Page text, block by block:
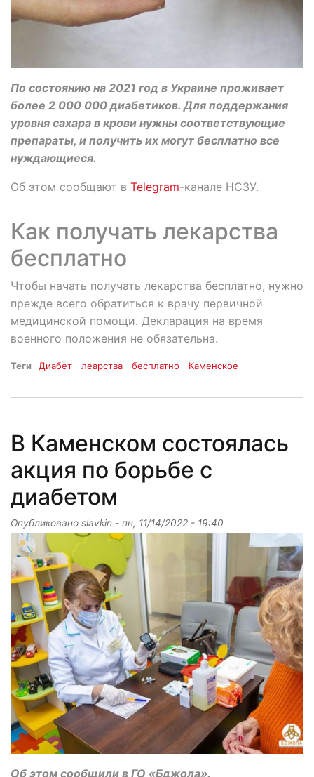
По состоянию на 2021 год в Украине проживает
более 2 000 000 диабетиков. Для поддержания
уровня сахара в крови нужны соответствующие
препараты, и получить их могут бесплатно все
нуждающиеся.
Об этом сообщают в Telegram-канале НСЗУ.
Как получать лекарства
бесплатно
Чтобы начать получать лекарства бесплатно, нужно
прежде всего обратиться к врачу первичной
медицинской помощи. Декларация на время
военного положения не обязательна.
Теги Диабет леарства бесплатно Каменское
В Каменском состоялась
акция по борьбе с
диабетом
Опубликовано slavkin - пн, 11/14/2022 - 19:40
Об этом сообщили в ГО «Бджола».